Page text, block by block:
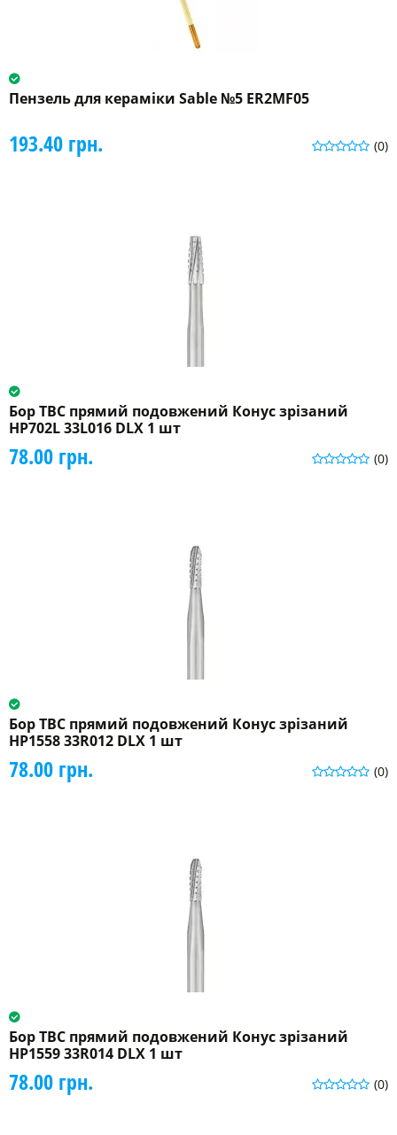
Пензель для кераміки Sable №5 ER2MF05
(0)
193.40 грн.
Бор ТВС прямий подовжений Конус зрізаний
HP702L 33L016 DLX 1 шт
(0)
78.00 грн.
Бор ТВС прямий подовжений Конус зрізаний
HP1558 33R012 DLX 1 шт
(0)
78.00 грн.
Бор ТВС прямий подовжений Конус зрізаний
HP1559 33R014 DLX 1 шт
(0)
78.00 грн.